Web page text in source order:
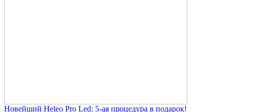
Новейший Heleo Pro Led: 5-ая процедура в подарок!